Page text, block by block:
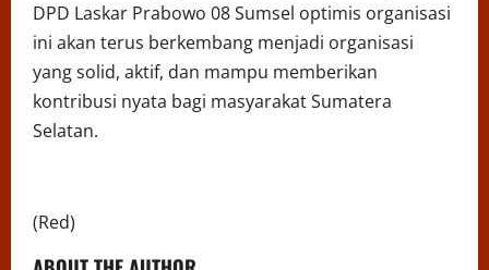
DPD Laskar Prabowo 08 Sumsel optimis organisasi
ini akan terus berkembang menjadi organisasi
yang solid, aktif, dan mampu memberikan
kontribusi nyata bagi masyarakat Sumatera
Selatan.
(Red)